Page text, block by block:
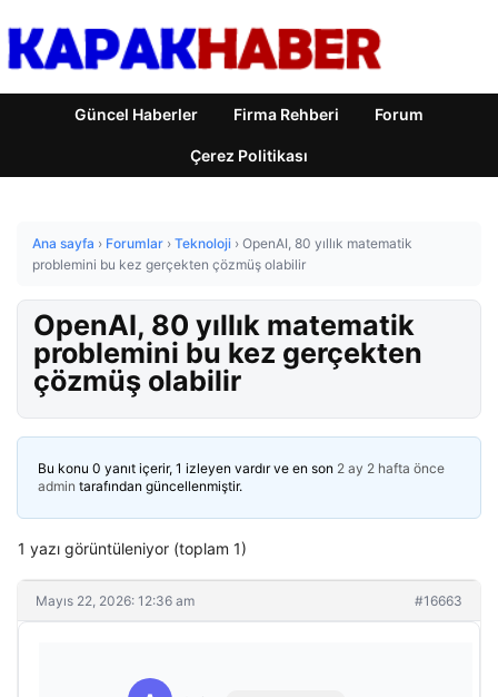
Güncel Haberler Firma Rehberi Forum
Çerez Politikası
Ana sayfa › Forumlar › Teknoloji › OpenAI, 80 yıllık matematik
problemini bu kez gerçekten çözmüş olabilir
OpenAI, 80 yıllık matematik
problemini bu kez gerçekten
çözmüş olabilir
Bu konu 0 yanıt içerir, 1 izleyen vardır ve en son 2 ay 2 hafta önce
admin tarafından güncellenmiştir.
1 yazı görüntüleniyor (toplam 1)
Mayıs 22, 2026: 12:36 am #16663